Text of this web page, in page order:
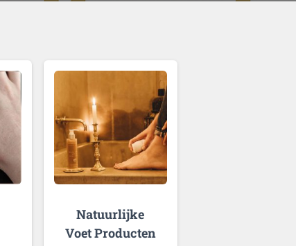
Natuurlijke
Voet Producten